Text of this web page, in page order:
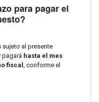
para pagar el
sujeto al presente
pagará hasta el mes
fiscal , conforme el